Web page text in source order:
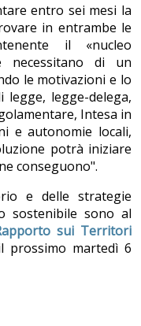
entro sei mesi la
in entrambe le
il «nucleo
necessitano di un
le motivazioni e lo
legge-delega,
Intesa in
e autonomie locali,
potrà iniziare
conseguono".
e delle strategie
sostenibile sono al
sui Territori
prossimo martedì 6